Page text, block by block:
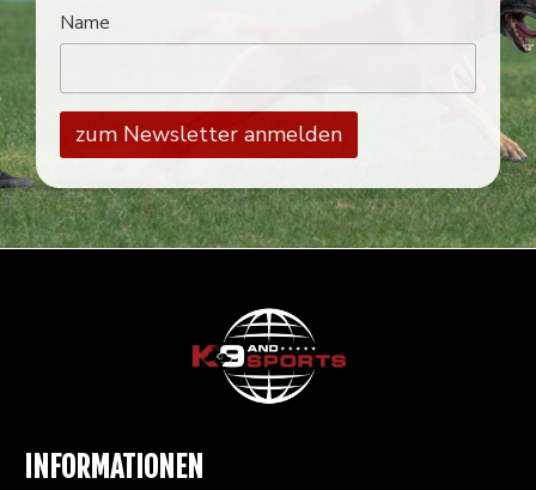
Name
INFORMATIONEN